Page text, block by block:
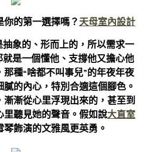
的第一選擇嗎？ 天母室內設計
抽象的、形而上的，所以需求一
是一個懂他、支撐他又擔心他
種“啥都不叫事兒”的年夜年夜
的內心，特別合適這個腳色。
漸從心里浮現出來的，甚至到
聽見她的聲音。假如說大直室
飾演的文雅風更英勇。